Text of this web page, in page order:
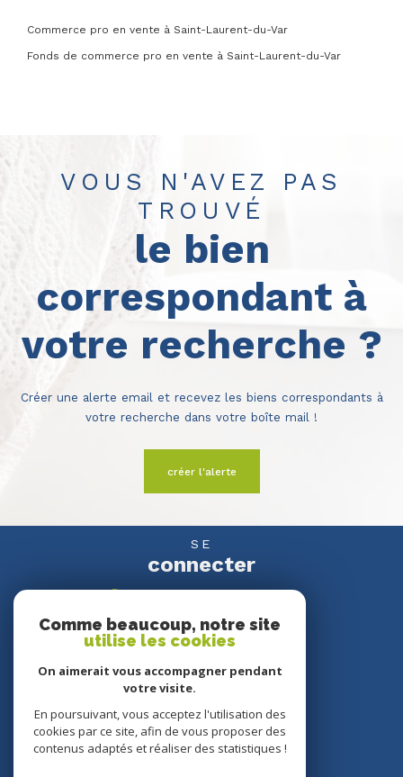
Commerce pro en vente à Saint-Laurent-du-Var
Fonds de commerce pro en vente à Saint-Laurent-du-Var
VOUS N'AVEZ PAS
TROUVÉ
le bien
correspondant à
votre recherche ?
Créer une alerte email et recevez les biens correspondants à
votre recherche dans votre boîte mail !
créer l'alerte
SE
connecter
espace propriétaire
NOUS
NOUS
adhérons
Comme beaucoup, notre site
utilise les cookies
On aimerait vous accompagner pendant
votre visite.
En poursuivant, vous acceptez l'utilisation des
cookies par ce site, afin de vous proposer des
contenus adaptés et réaliser des statistiques !